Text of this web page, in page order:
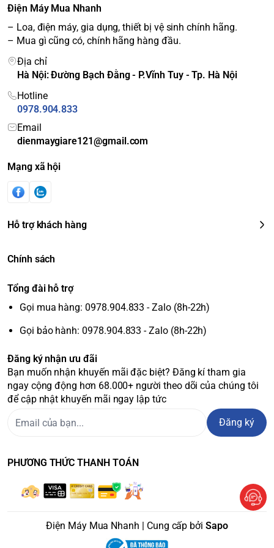
* Hình ảnh mang tính chất minh họa
Thực phẩm được bảo quản
với ngăn rau quả giữ ẩm
Tủ lạnh Samsung nhờ ngăn rau củ cân bằng độ ẩm, sẽ
thực phẩm luôn tươi ngon, mọng nước.
* Hình ảnh mang tính chất minh họa
Bảng điều khiển bên ngoài
tiện lợi
Với thiết kế cóbảng điều khiển bên ngoài
thể điều chỉnh nhiệt độ tiện lợi hơn mà không cần mở cánh
tủ, tránh thất thoát nhiệt độ ra bên ngoài.
* Hình ảnh mang tính chất minh họa
Điện Máy Mua Nhanh
– Loa, điện máy, gia dụng, thiết bị vệ sinh chính hãng.
– Mua gì cũng có, chính hãng hàng đầu.
Địa chỉ
Hà Nội: Đường Bạch Đằng - P.Vĩnh Tuy - Tp. Hà Nội
Hotline
0978.904.833
Email
dienmaygiare121@gmail.com
Mạng xã hội
Hỗ trợ khách hàng
Chính sách
Tổng đài hỗ trợ
Gọi mua hàng: 0978.904.833 - Zalo (8h-22h)
Gọi bảo hành: 0978.904.833 - Zalo (8h-22h)
Đăng ký nhận ưu đãi
Bạn muốn nhận khuyến mãi đặc biệt? Đăng kí tham gia
ngay cộng động hơn 68.000+ người theo dõi của chúng tôi
để cập nhật khuyến mãi ngay lập tức
Đăng ký
PHƯƠNG THỨC THANH TOÁN
Điện Máy Mua Nhanh | Cung cấp bởiSapo